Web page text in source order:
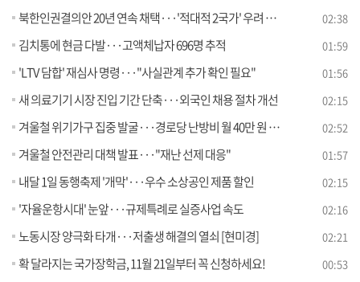
북한인권결의안 20년 연속 채택···'적대적 2국가' 우려 포함 02:38
김치통에 현금 다발···고액체납자 696명 추적 01:59
'LTV 담합' 재심사 명령···"사실관계 추가 확인 필요" 01:56
새 의료기기 시장 진입 기간 단축···외국인 채용 절차 개선 02:15
겨울철 위기가구 집중 발굴···경로당 난방비 월 40만 원 지원 02:52
겨울철 안전관리 대책 발표···"재난 선제 대응" 01:57
내달 1일 동행축제 '개막'···우수 소상공인 제품 할인 02:15
'자율운항시대' 눈앞···규제특례로 실증사업 속도 02:16
노동시장 양극화 타개···저출생 해결의 열쇠 [현미경] 02:21
확 달라지는 국가장학금, 11월 21일부터 꼭 신청하세요! 00:53